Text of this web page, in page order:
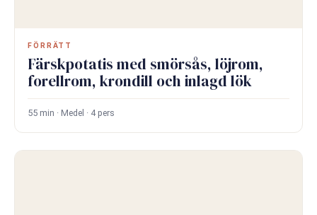
FÖRRÄTT
Färskpotatis med smörsås, löjrom,
forellrom, krondill och inlagd lök
55 min · Medel · 4 pers